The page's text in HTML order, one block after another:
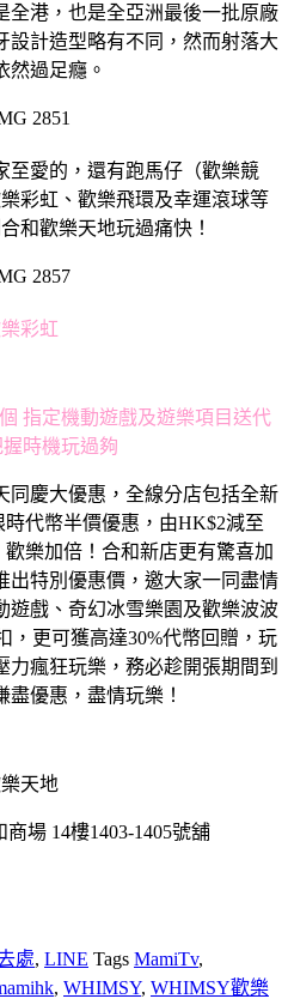
全港，也是全亞洲最後一批原廠
設計造型略有不同，然而射落大
然過足癮。
至愛的，還有跑馬仔（歡樂競
彩虹、歡樂飛環及幸運滾球等
和歡樂天地玩過痛快！
彩虹
指定機動遊戲及遊樂項目送代
時機玩過夠
同慶大優惠，全線分店包括全新
代幣半價優惠，由HK$2減至
樂加倍！合和新店更有驚喜加
出特別優惠價，邀大家一同盡情
遊戲、奇幻冰雪樂園及歡樂波波
，更可獲高達30%代幣回贈，玩
瘋狂玩樂，務必趁開張期間到
盡優惠，盡情玩樂！
天地
場 14樓1403-1405號舖
處, LINE Tags MamiTv,
, WHIMSY, WHIMSY歡樂